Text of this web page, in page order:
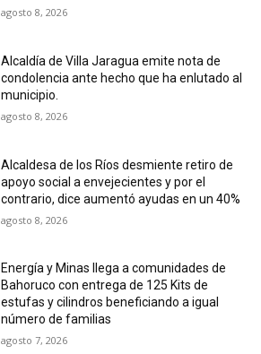
agosto 8, 2026
Alcaldía de Villa Jaragua emite nota de
condolencia ante hecho que ha enlutado al
municipio.
agosto 8, 2026
Alcaldesa de los Ríos desmiente retiro de
apoyo social a envejecientes y por el
contrario, dice aumentó ayudas en un 40%
agosto 8, 2026
Energía y Minas llega a comunidades de
Bahoruco con entrega de 125 Kits de
estufas y cilindros beneficiando a igual
número de familias
agosto 7, 2026